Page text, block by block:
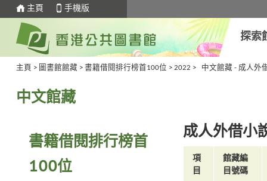
主頁 手機版
探索
主頁 > 圖書館館藏 > 書籍借閱排行榜首100位 > 2022 > 中文館藏 - 成人外
中文館藏
書籍借閱排行榜首
100位
成人外借小
項
目
館藏編
目號碼